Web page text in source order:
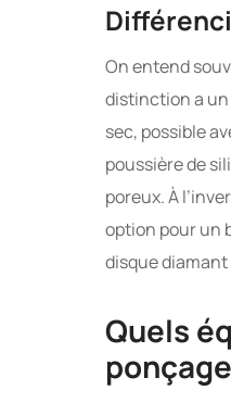
On entend
distinction a un
sec, possible
poussière de
poreux. À
option pour un
disque
Quels